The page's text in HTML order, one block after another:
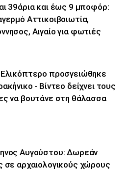
39άρια και έως 9 μποφόρ:
Αττικοιβοιωτία,
Αιγαίο για φωτιές
προσγειώθηκε
- Βίντεο δείχνει τους
να βουτάνε στη θάλασσα
Αυγούστου: Δωρεάν
σε αρχαιολογικούς χώρους